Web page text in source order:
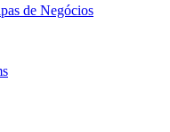
de Negócios